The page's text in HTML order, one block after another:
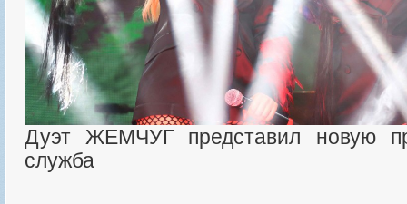
Дуэт ЖЕМЧУГ представил новую
служба